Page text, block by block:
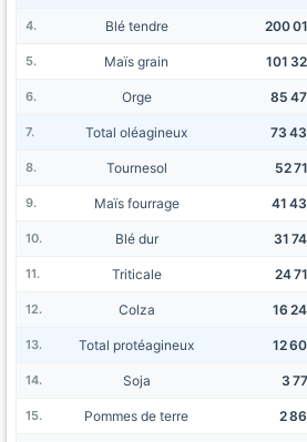
Blé tendre 200
Maïs grain 101
Orge 85
Total oléagineux 73
Tournesol 52
Maïs fourrage 41
Blé dur 31
Triticale 24
Colza 16
Total protéagineux 12
Soja 3
Pommes de terre 2